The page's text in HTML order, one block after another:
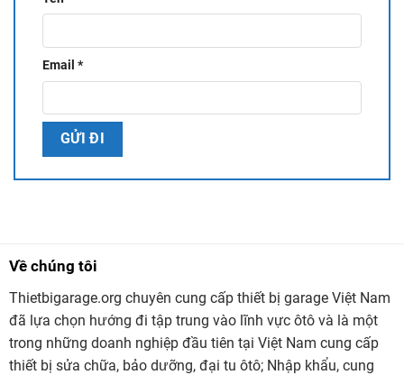
Email *
Về chúng tôi
Thietbigarage.org chuyên cung cấp thiết bị garage Việt Nam
đã lựa chọn hướng đi tập trung vào lĩnh vực ôtô và là một
trong những doanh nghiệp đầu tiên tại Việt Nam cung cấp
thiết bị sửa chữa, bảo dưỡng, đại tu ôtô; Nhập khẩu, cung